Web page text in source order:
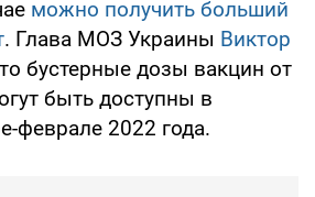
можно получить больший
. Глава МОЗ Украины Виктор
бустерные дозы вакцин от
быть доступны в
феврале 2022 года.